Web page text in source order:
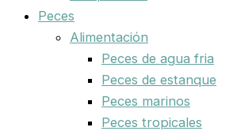
Peces
Alimentación
Peces de agua fria
Peces de estanque
Peces marinos
Peces tropicales